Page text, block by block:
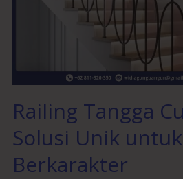
Railing Tangga
Solusi Unik
Berkarakter